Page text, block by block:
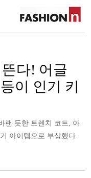
다! 어글
이 인기 키
랜 듯한 트렌치 코트, 아
아이템으로 부상했다.